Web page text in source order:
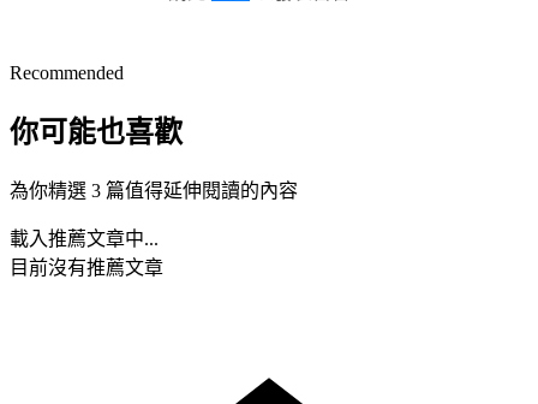
Recommended
你可能也喜歡
為你精選 3 篇值得延伸閱讀的內容
載入推薦文章中...
目前沒有推薦文章